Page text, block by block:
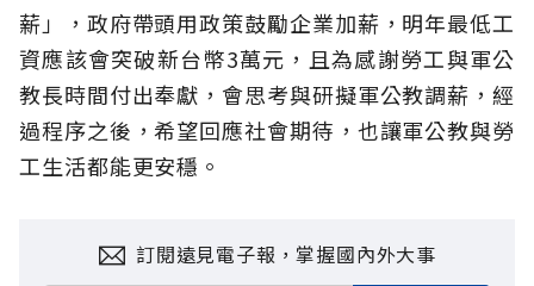
薪」，政府帶頭用政策鼓勵企業加薪，明年最低工
資應該會突破新台幣3萬元，且為感謝勞工與軍公
教長時間付出奉獻，會思考與研擬軍公教調薪，經
過程序之後，希望回應社會期待，也讓軍公教與勞
工生活都能更安穩。
訂閱遠見電子報，掌握國內外大事